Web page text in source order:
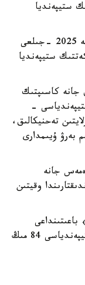
ستيپەنديا
قاۋلىدا 2024 -جىلعى 1 -قىركۇيەكتەن جانە 2025 -جىلعى
ستيپەنديا
جانە كاسىپتىك
-
تەحنيكالىق،
بەرۋ ۇيىمدارى
جانە
وقيتىن
ستۋدەنتتەردىڭ اي سايىنعى مەملەكەتتىك ستيپەندياسى 84 مىڭ